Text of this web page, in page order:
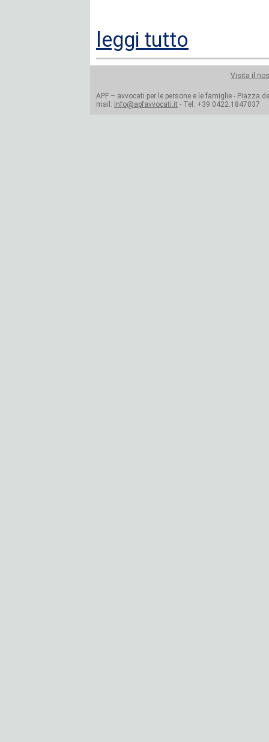
leggi tutto
Visita il
APF – avvocati per le persone e le famiglie - Piazza
mail: info@apfavvocati.it - Tel. +39 0422.1847037